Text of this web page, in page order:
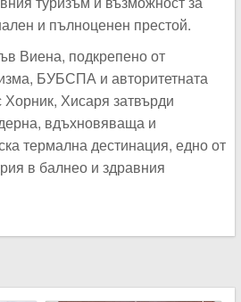
и пълноценен престой.
Виена, подкрепено от
БУБСПА и авторитетната
Хисаря затвърди
вдъхновяваща и
термална дестинация, едно от
в балнео и здравния